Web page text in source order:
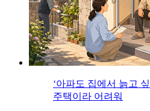
‘아파도 집에서 늙고
주택이라 어려워